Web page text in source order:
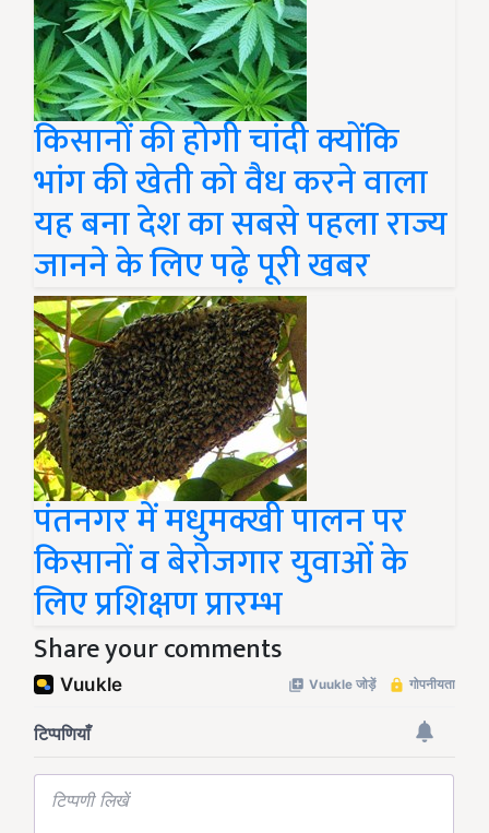
किसानों की होगी चांदी क्योंकि
भांग की खेती को वैध करने वाला
यह बना देश का सबसे पहला राज्य
जानने के लिए पढ़े पूरी खबर
पंतनगर में मधुमक्खी पालन पर
किसानों व बेरोजगार युवाओं के
लिए प्रशिक्षण प्रारम्भ
Share your comments